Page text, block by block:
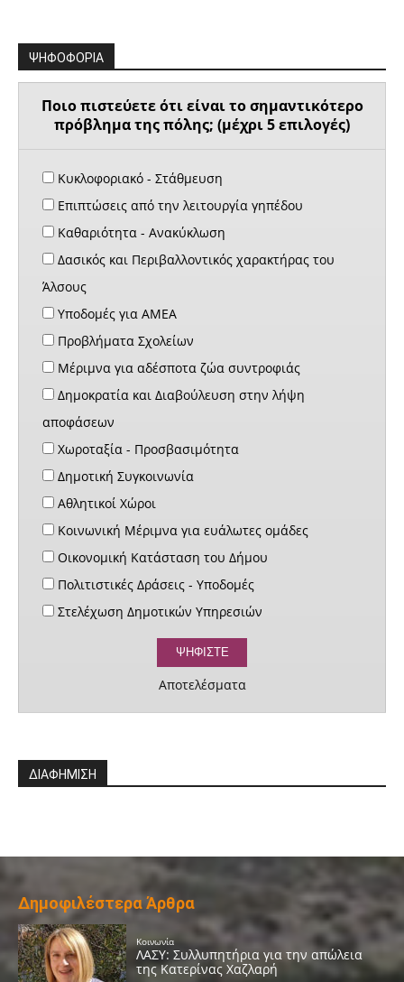
ΨΗΦΟΦΟΡΙΑ
Ποιο πιστεύετε ότι είναι το σημαντικότερο
πρόβλημα της πόλης; (μέχρι 5 επιλογές)
Κυκλοφοριακό - Στάθμευση
Επιπτώσεις από την λειτουργία γηπέδου
Καθαριότητα - Ανακύκλωση
Δασικός και Περιβαλλοντικός χαρακτήρας του
Άλσους
Υποδομές για ΑΜΕΑ
Προβλήματα Σχολείων
Μέριμνα για αδέσποτα ζώα συντροφιάς
Δημοκρατία και Διαβούλευση στην λήψη
αποφάσεων
Χωροταξία - Προσβασιμότητα
Δημοτική Συγκοινωνία
Αθλητικοί Χώροι
Κοινωνική Μέριμνα για ευάλωτες ομάδες
Οικονομική Κατάσταση του Δήμου
Πολιτιστικές Δράσεις - Υποδομές
Στελέχωση Δημοτικών Υπηρεσιών
Αποτελέσματα
ΔΙΑΦΗΜΙΣΗ
Δημοφιλέστερα Άρθρα